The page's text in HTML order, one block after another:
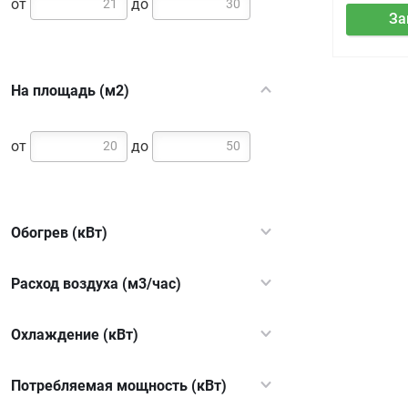
На площадь (м2)
от до
Обогрев (кВт)
Расход воздуха (м3/час)
Охлаждение (кВт)
Потребляемая мощность (кВт)